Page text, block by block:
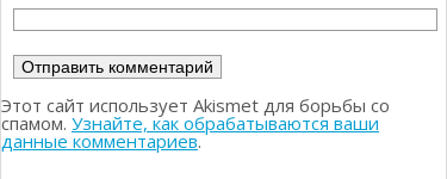
Этот сайт использует Akismet для борьбы со
спамом. Узнайте, как обрабатываются ваши
данные комментариев.